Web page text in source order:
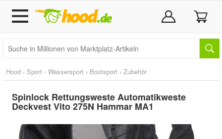
Hood › Sport › Wassersport › Bootsport › Zubehör
Spinlock Rettungsweste Automatikweste
Deckvest Vito 275N Hammar MA1